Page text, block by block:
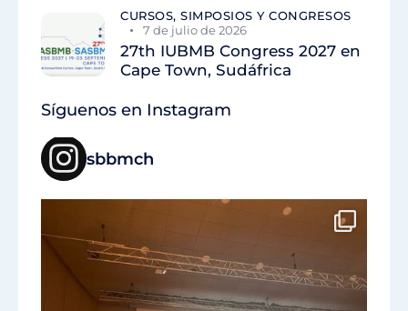
CURSOS, SIMPOSIOS Y CONGRESOS
7 de julio de 2026
27th IUBMB Congress 2027 en
Cape Town, Sudáfrica
Síguenos en Instagram
sbbmch